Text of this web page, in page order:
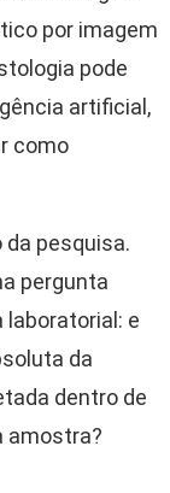
por imagem
pode
artificial,
como
da pesquisa.
pergunta
e
da
dentro de
amostra?